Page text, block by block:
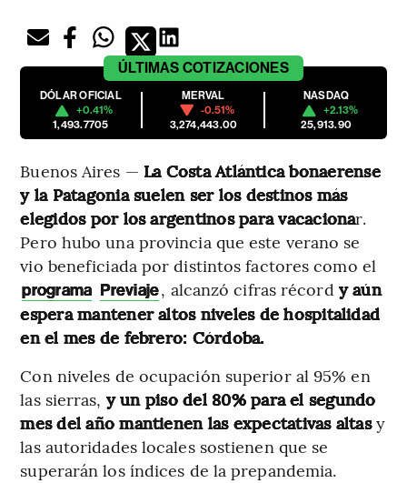
ÚLTIMAS COTIZACIONES
DÓLAR OFICIAL
+0.41%
1,493.7705
MERVAL
-0.51%
3,274,443.00
NASDAQ
+2.13%
25,913.90
Buenos Aires — La Costa Atlántica bonaerense
y la Patagonia suelen ser los destinos más
elegidos por los argentinos para vacacionar.
Pero hubo una provincia que este verano se
vio beneficiada por distintos factores como el
programa Previaje, alcanzó cifras récord y aún
espera mantener altos niveles de hospitalidad
en el mes de febrero: Córdoba.
Con niveles de ocupación superior al 95% en
las sierras, y un piso del 80% para el segundo
mes del año mantienen las expectativas altasy
las autoridades locales sostienen que se
superarán los índices de la prepandemia.